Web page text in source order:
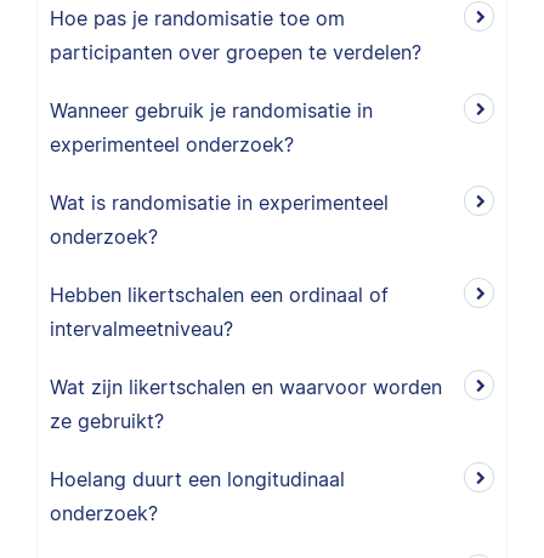
Hoe pas je randomisatie toe om
participanten over groepen te verdelen?
Wanneer gebruik je randomisatie in
experimenteel onderzoek?
Wat is randomisatie in experimenteel
onderzoek?
Hebben likertschalen een ordinaal of
intervalmeetniveau?
Wat zijn likertschalen en waarvoor worden
ze gebruikt?
Hoelang duurt een longitudinaal
onderzoek?